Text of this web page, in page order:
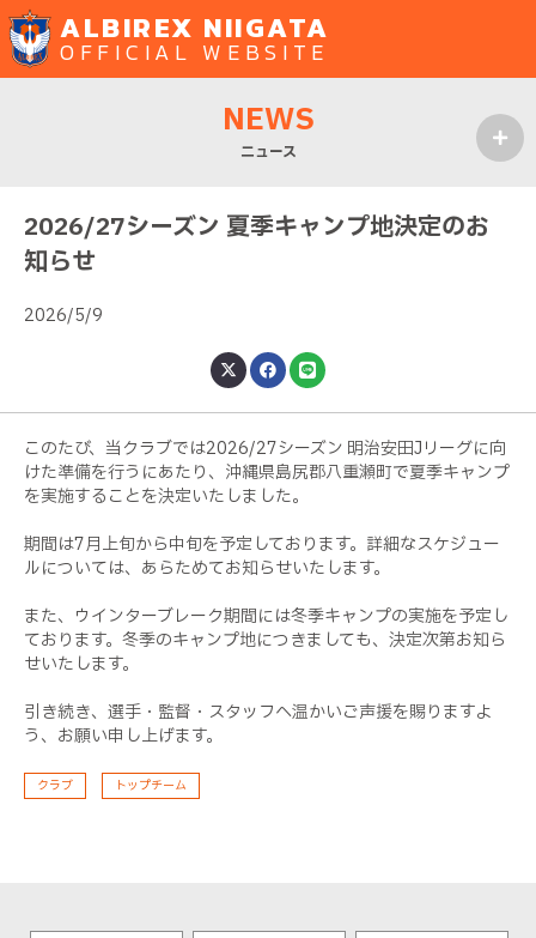
ALBIREX NIIGATA
OFFICIAL WEBSITE
NEWS
ニュース
2026/27シーズン 夏季キャンプ地決定のお
知らせ
2026/5/9
このたび、当クラブでは2026/27シーズン 明治安田Jリーグに向
けた準備を行うにあたり、沖縄県島尻郡八重瀬町で夏季キャンプ
を実施することを決定いたしました。
期間は7月上旬から中旬を予定しております。詳細なスケジュー
ルについては、あらためてお知らせいたします。
また、ウインターブレーク期間には冬季キャンプの実施を予定し
ております。冬季のキャンプ地につきましても、決定次第お知ら
せいたします。
引き続き、選手・監督・スタッフへ温かいご声援を賜りますよ
う、お願い申し上げます。
クラブ トップチーム